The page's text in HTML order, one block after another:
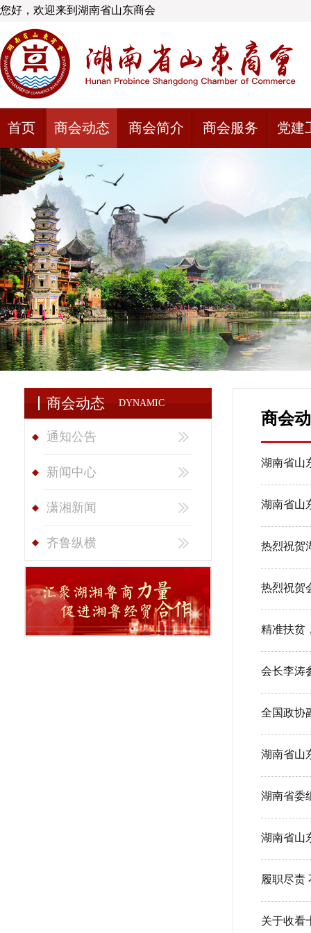
您好，欢迎来到湖南省山东商会
首页 商会动态 商会简介 商会服务 党建
商会动态 DYNAMIC
通知公告
新闻中心
潇湘新闻
齐鲁纵横
商会
湖南省山
湖南省山
热烈祝贺
热烈祝贺
会长李涛
全国政协
湖南省山
湖南省山
履职尽责
关于收看